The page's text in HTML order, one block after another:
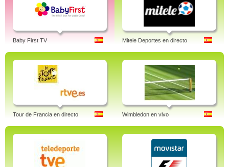
Baby First TV Mitele Deportes en directo
Tour de Francia en directo Wimbledon en vivo